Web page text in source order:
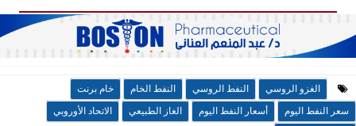
الغزو الروسي النفط الروسي النفط الخام
خام برنت
سعر النفط اليوم
أسعار النفط اليوم الغاز الطبيعي
الاتحاد الأوروبي